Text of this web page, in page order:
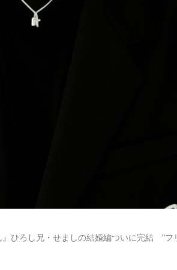
ひろし兄・せましの結婚編ついに完結 ”フ